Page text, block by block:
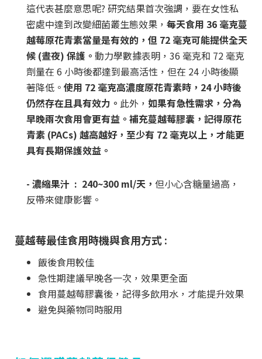
這代表甚麼意思呢? 研究結果首次強調，要在女性私
密處中達到改變細菌叢生態效果， 每天食用 36 毫克蔓
越莓原花青素當量是有效的，但 72 毫克可能提供全天
候 (晝夜) 保護。 動力學數據表明，36 毫克和 72 毫克
劑量在 6 小時後都達到最高活性，但在 24 小時後顯
著降低。 使用 72 毫克高濃度原花青素時，24 小時後
仍然存在且具有效力。 此外， 如果有急性需求，分為
早晚兩次食用會更有益。補充蔓越莓膠囊，記得原花
青素 (PACs) 越高越好，至少有 72 毫克以上，才能更
具有長期保護效益。
- 濃縮果汁 : 240~300 ml/天， 但小心含糖量過高，
反帶來健康影響。
蔓越莓最佳食用時機與食用方式 :
飯後食用較佳
急性期建議早晚各一次，效果更全面
食用蔓越莓膠囊後，記得多飲用水，才能提升效果
避免與藥物同時服用